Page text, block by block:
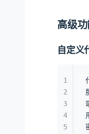
高级
自定义
1
2
3
4
5